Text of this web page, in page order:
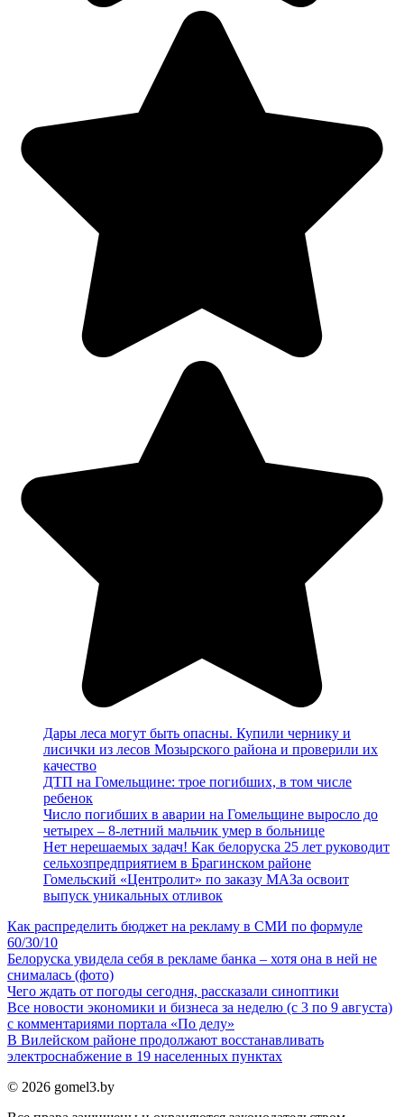
Дары леса могут быть опасны. Купили чернику и
лисички из лесов Мозырского района и проверили их
качество
ДТП на Гомельщине: трое погибших, в том числе
ребенок
Число погибших в аварии на Гомельщине выросло до
четырех – 8-летний мальчик умер в больнице
Нет нерешаемых задач! Как белоруска 25 лет руководит
сельхозпредприятием в Брагинском районе
Гомельский «Центролит» по заказу МАЗа освоит
выпуск уникальных отливок
Как распределить бюджет на рекламу в СМИ по формуле
60/30/10
Белоруска увидела себя в рекламе банка – хотя она в ней не
снималась (фото)
Чего ждать от погоды сегодня, рассказали синоптики
Все новости экономики и бизнеса за неделю (с 3 по 9 августа)
с комментариями портала «По делу»
В Вилейском районе продолжают восстанавливать
электроснабжение в 19 населенных пунктах
© 2026 gomel3.by